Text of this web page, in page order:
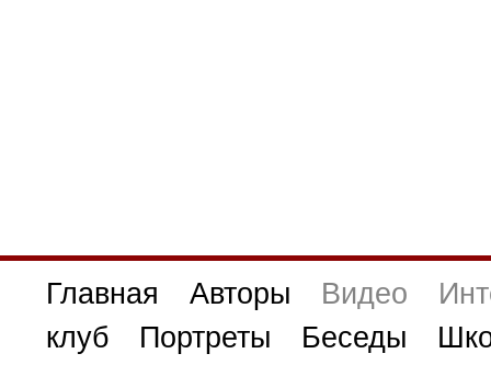
Главная Авторы Видео
клуб
Портреты Беседы